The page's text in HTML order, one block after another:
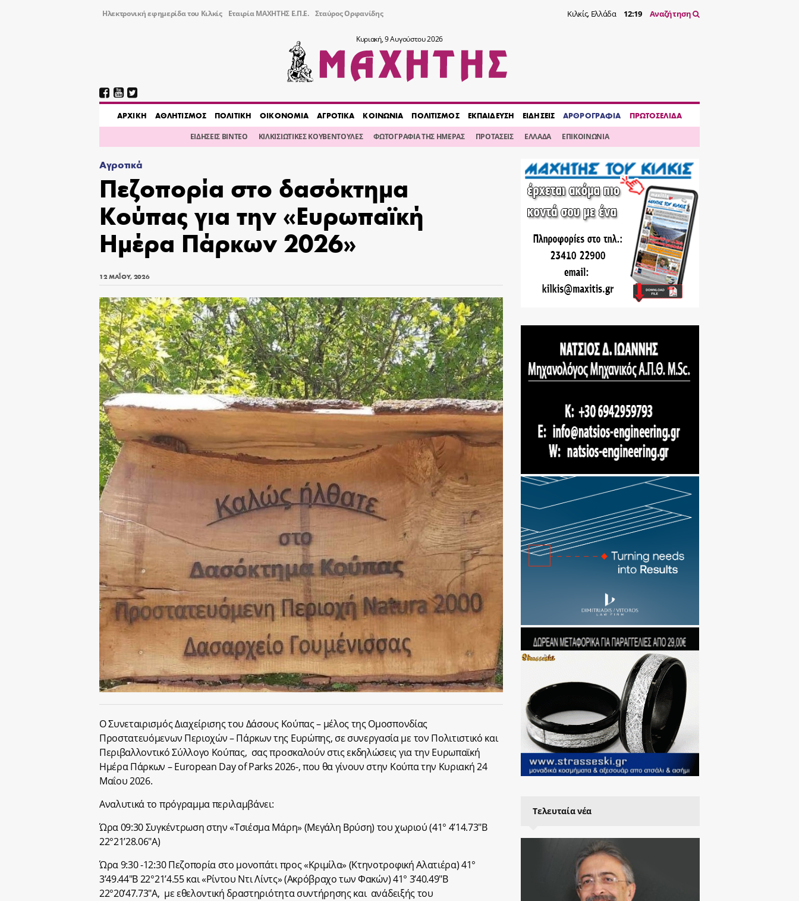
Ηλεκτρονική εφημερίδα του Κιλκίς Εταιρία ΜΑΧΗΤΗΣ Ε.Π.Ε. Σταύρος Ορφανίδης Κιλκίς, Ελλάδα 12:19 Αναζήτηση
Κυριακή, 9 Αυγούστου 2026
AΡΧΙΚΗ ΑΘΛΗΤΙΣΜΟΣ ΠΟΛΙΤΙΚΗ ΟΙΚΟΝΟΜΙΑ ΑΓΡΟΤΙΚΑ ΚΟΙΝΩΝΙΑ ΠΟΛΙΤΙΣΜΟΣ ΕΚΠΑΙΔΕΥΣΗ ΕΙΔΗΣΕΙΣ ΑΡΘΡΟΓΡΑΦΙΑ ΠΡΩΤΟΣΕΛΙΔΑ
ΕΙΔΗΣΕΙΣ ΒΙΝΤΕΟ ΚΙΛΚΙΣΙΩΤΙΚΕΣ ΚΟΥΒΕΝΤΟΥΛΕΣ ΦΩΤΟΓΡΑΦΙΑ ΤΗΣ ΗΜΕΡΑΣ ΠΡΟΤΑΣΕΙΣ ΕΛΛΑΔΑ ΕΠΙΚΟΙΝΩΝΙΑ
Αγροτικά
Πεζοπορία στο δασόκτημα
Κούπας για την «Ευρωπαϊκή
Ημέρα Πάρκων 2026»
12 ΜΑΪ́ΟΥ, 2026
Ο Συνεταιρισμός Διαχείρισης του Δάσους Κούπας – μέλος της Ομοσπονδίας
Προστατευόμενων Περιοχών – Πάρκων της Ευρώπης, σε συνεργασία με τον Πολιτιστικό και
Περιβαλλοντικό Σύλλογο Κούπας, σας προσκαλούν στις εκδηλώσεις για την Ευρωπαϊκή
Ημέρα Πάρκων – European Day of Parks 2026-, που θα γίνουν στην Κούπα την Κυριακή 24
Μαΐου 2026.
Αναλυτικά το πρόγραμμα περιλαμβάνει:
Ώρα 09:30 Συγκέντρωση στην «Τσιέσμα Μάρη» (Μεγάλη Βρύση) τoυ χωριού (41° 4’14.73″Β
22°21’28.06″Α)
Ώρα 9:30 -12:30 Πεζοπορία στο μονοπάτι προς «Κριμίλα» (Κτηνοτροφική Αλατιέρα) 41°
3’49.44″Β 22°21’4.55 και «Ρίντου Ντι Λίντς» (Ακρόβραχο των Φακών) 41° 3’40.49″Β
22°20’47.73″Α, με εθελοντική δραστηριότητα συντήρησης και ανάδειξής του
Τελευταία νέα